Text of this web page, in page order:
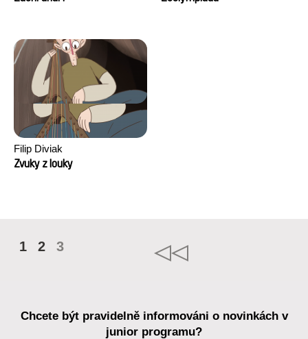
Filip Diviak
Zvuky z louky
1 2 3
Chcete být pravidelně informováni o novinkách v
junior programu?